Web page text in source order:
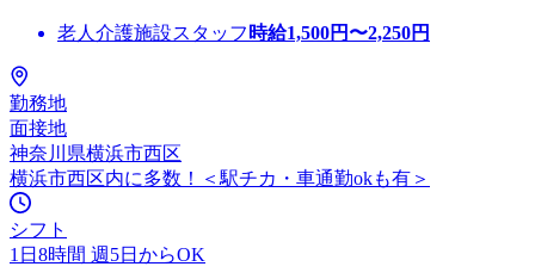
老人介護施設スタッフ 時給1,500円〜2,250円
勤務地
面接地
神奈川県横浜市西区
横浜市西区内に多数！＜駅チカ・車通勤okも有＞
シフト
1日8時間 週5日からOK